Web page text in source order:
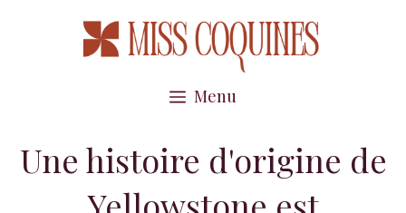
Menu
Une histoire d'origine de